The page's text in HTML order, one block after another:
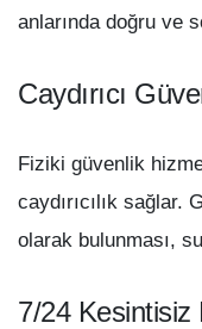
anlarında doğru ve
Caydırıcı
Fiziki güvenlik
caydırıcılık
olarak bulunması,
7/24 Kesintisiz